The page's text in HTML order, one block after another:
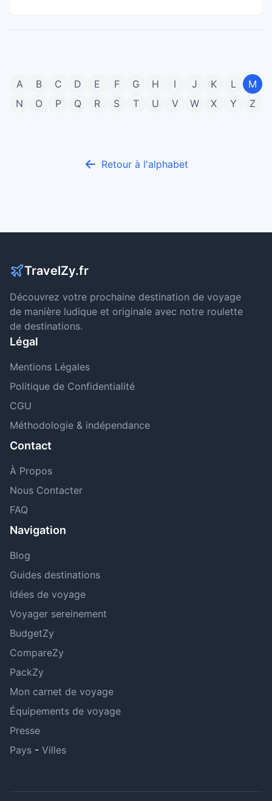
A B C D E F G H I J K L
M
N
O P Q R S T U V W X Y Z
Retour à l'alphabet
TravelZy.fr
Découvrez votre prochaine destination de voyage
de manière ludique et originale avec notre roulette
de destinations.
Légal
Mentions Légales
Politique de Confidentialité
CGU
Méthodologie & indépendance
Contact
À Propos
Nous Contacter
FAQ
Navigation
Blog
Guides destinations
Idées de voyage
Voyager sereinement
BudgetZy
CompareZy
PackZy
Mon carnet de voyage
Équipements de voyage
Presse
Pays - Villes